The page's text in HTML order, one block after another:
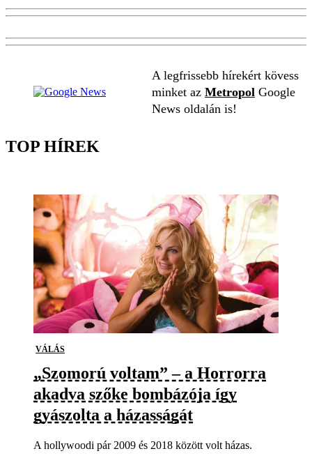
A legfrissebb hírekért kövess
minket az Metropol Google
News oldalán is!
TOP HÍREK
VÁLÁS
„Szomorú voltam” – a Horrorra
akadva szőke bombázója így
gyászolta a házasságát
A hollywoodi pár 2009 és 2018 között volt házas.